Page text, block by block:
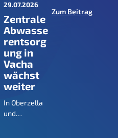
29.07.2026
Zentrale
Abwasse
rentsorg
ung in
Vacha
wächst
weiter
In Oberzella
und
Zum Beitrag